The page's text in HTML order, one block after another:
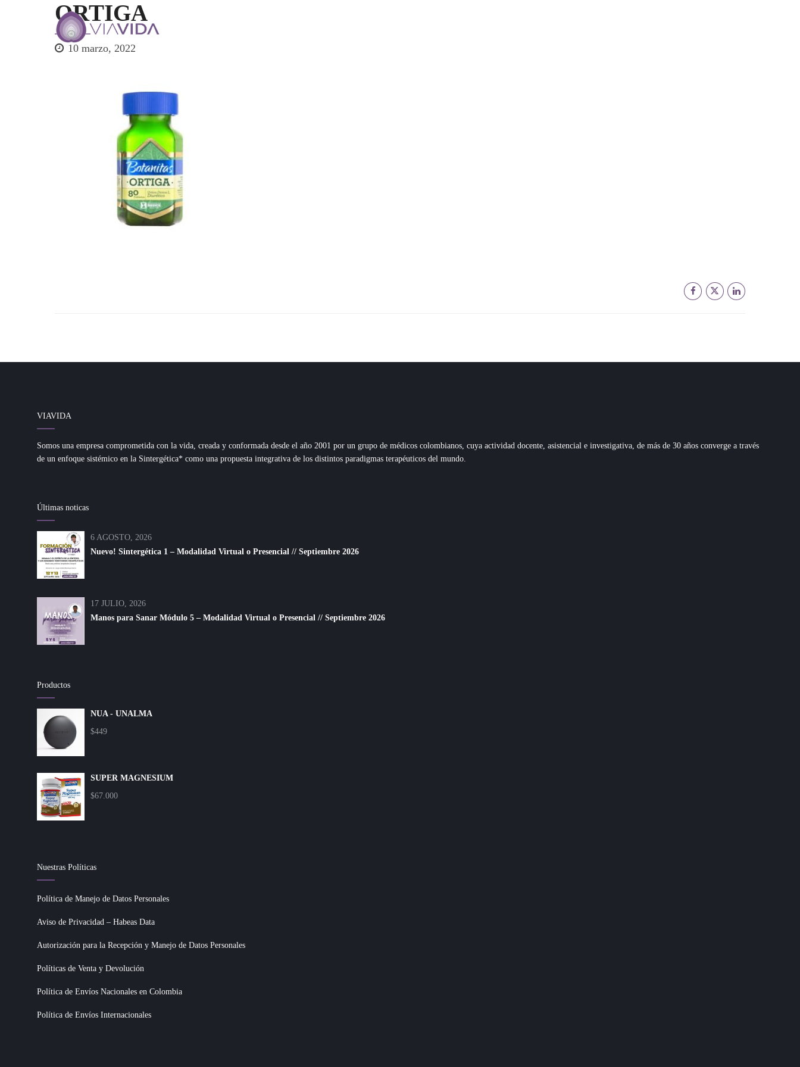
ORTIGA
10 marzo, 2022
VIAVIDA
Somos una empresa comprometida con la vida, creada y conformada desde el año 2001 por un grupo de médicos colombianos, cuya actividad docente, asistencial e investigativa, de más de 30 años converge a través
de un enfoque sistémico en la Sintergética* como una propuesta integrativa de los distintos paradigmas terapéuticos del mundo.
Últimas noticas
6 AGOSTO, 2026
Nuevo! Sintergética 1 – Modalidad Virtual o Presencial // Septiembre 2026
17 JULIO, 2026
Manos para Sanar Módulo 5 – Modalidad Virtual o Presencial // Septiembre 2026
Productos
NUA - UNALMA
$449
SUPER MAGNESIUM
$67.000
Nuestras Políticas
Política de Manejo de Datos Personales
Aviso de Privacidad – Habeas Data
Autorización para la Recepción y Manejo de Datos Personales
Políticas de Venta y Devolución
Política de Envíos Nacionales en Colombia
Política de Envíos Internacionales